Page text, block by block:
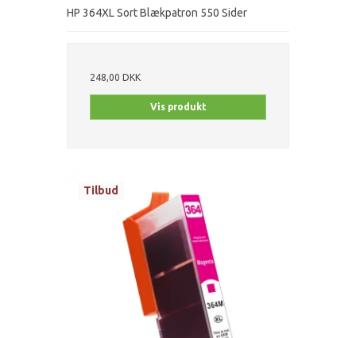
HP 364XL Sort Blækpatron 550 Sider
248,00 DKK
Vis produkt
Tilbud